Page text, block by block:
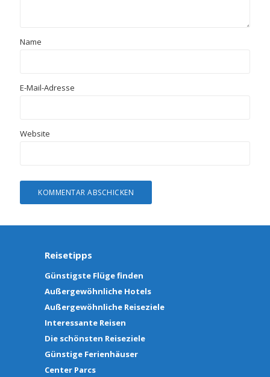
Name
E-Mail-Adresse
Website
Reisetipps
Günstigste Flüge finden
Außergewöhnliche Hotels
Außergewöhnliche Reiseziele
Interessante Reisen
Die schönsten Reiseziele
Günstige Ferienhäuser
Center Parcs